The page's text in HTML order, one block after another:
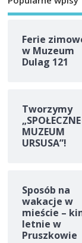
Ferie
w Muzeum
Dulag 121
Tworzymy
„SPOŁECZNE
MUZEUM
URSUSA”!
Sposób na
wakacje w
mieście –
letnie w
Pruszkowie